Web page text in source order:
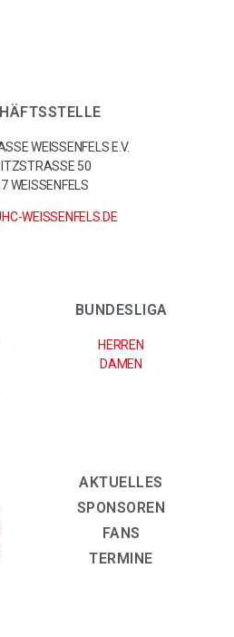
WEISSENFELS E.V.
50
WEISSENFELS
WEISSENFELS.DE
BUNDESLIGA
HERREN
DAMEN
AKTUELLES
SPONSOREN
FANS
TERMINE